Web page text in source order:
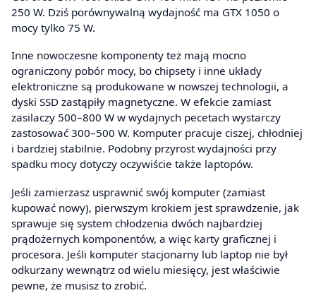
250 W. Dziś porównywalną wydajność ma GTX 1050 o
mocy tylko 75 W.
Inne nowoczesne komponenty też mają mocno
ograniczony pobór mocy, bo chipsety i inne układy
elektroniczne są produkowane w nowszej technologii, a
dyski SSD zastąpiły magnetyczne. W efekcie zamiast
zasilaczy 500–800 W w wydajnych pecetach wystarczy
zastosować 300–500 W. Komputer pracuje ciszej, chłodniej
i bardziej stabilnie. Podobny przyrost wydajności przy
spadku mocy dotyczy oczywiście także laptopów.
Jeśli zamierzasz usprawnić swój komputer (zamiast
kupować nowy), pierwszym krokiem jest sprawdzenie, jak
sprawuje się system chłodzenia dwóch najbardziej
prądożernych komponentów, a więc karty graficznej i
procesora. Jeśli komputer stacjonarny lub laptop nie był
odkurzany wewnątrz od wielu miesięcy, jest właściwie
pewne, że musisz to zrobić.